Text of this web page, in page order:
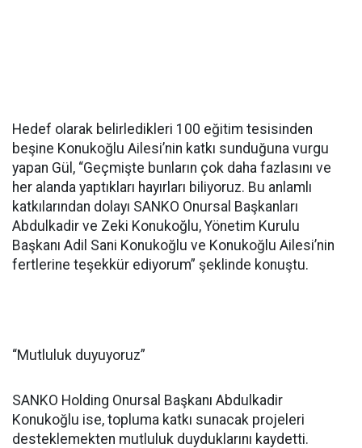
Hedef olarak belirledikleri 100 eğitim tesisinden
beşine Konukoğlu Ailesi’nin katkı sunduğuna vurgu
yapan Gül, “Geçmişte bunların çok daha fazlasını ve
her alanda yaptıkları hayırları biliyoruz. Bu anlamlı
katkılarından dolayı SANKO Onursal Başkanları
Abdulkadir ve Zeki Konukoğlu, Yönetim Kurulu
Başkanı Adil Sani Konukoğlu ve Konukoğlu Ailesi’nin
fertlerine teşekkür ediyorum” şeklinde konuştu.
“Mutluluk duyuyoruz”
SANKO Holding Onursal Başkanı Abdulkadir
Konukoğlu ise, topluma katkı sunacak projeleri
desteklemekten mutluluk duyduklarını kaydetti.